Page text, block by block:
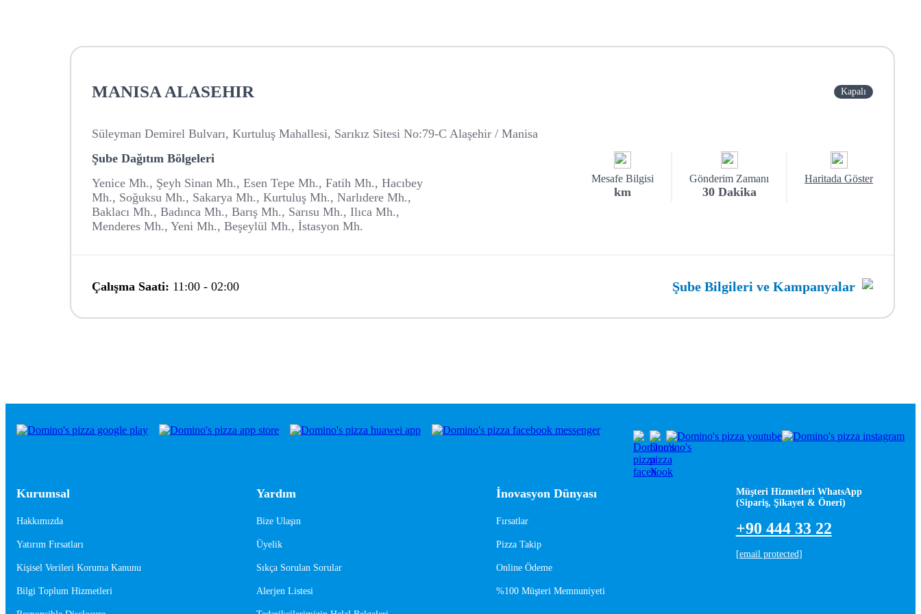
MANISA ALASEHIR Kapalı
Süleyman Demirel Bulvarı, Kurtuluş Mahallesi, Sarıkız Sitesi No:79-C Alaşehir / Manisa
Şube Dağıtım Bölgeleri
Yenice Mh., Şeyh Sinan Mh., Esen Tepe Mh., Fatih Mh., Hacıbey
Mh., Soğuksu Mh., Sakarya Mh., Kurtuluş Mh., Narlıdere Mh.,
Baklacı Mh., Badınca Mh., Barış Mh., Sarısu Mh., Ilıca Mh.,
Menderes Mh., Yeni Mh., Beşeylül Mh., İstasyon Mh.
Mesafe Bilgisi
km
Gönderim Zamanı
30Dakika
Haritada Göster
Çalışma Saati: 11:00 - 02:00 Şube Bilgileri ve Kampanyalar
Kurumsal
Hakkımızda
Yatırım Fırsatları
Kişisel Verileri Koruma Kanunu
Bilgi Toplum Hizmetleri
Yardım
Bize Ulaşın
Üyelik
Sıkça Sorulan Sorular
Alerjen Listesi
İnovasyon Dünyası
Fırsatlar
Pizza Takip
Online Ödeme
%100 Müşteri Memnuniyeti
Müşteri Hizmetleri WhatsApp
(Sipariş, Şikayet & Öneri)
+90 444 33 22
[email protected]